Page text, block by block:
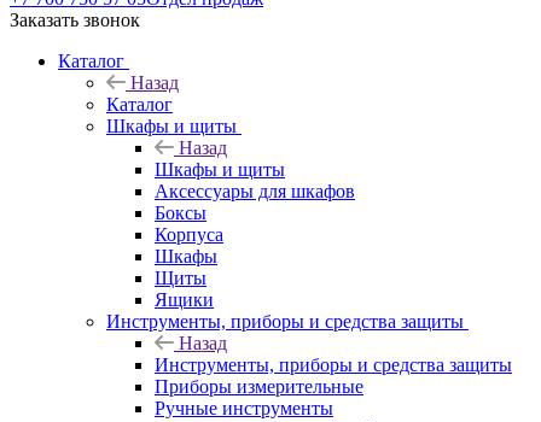
Заказать звонок
Каталог
Назад
Каталог
Шкафы и щиты
Назад
Шкафы и щиты
Аксессуары для шкафов
Боксы
Корпуса
Шкафы
Щиты
Ящики
Инструменты, приборы и средства защиты
Назад
Инструменты, приборы и средства защиты
Приборы измерительные
Ручные инструменты